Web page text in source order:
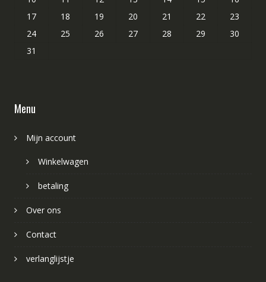
17
18 19 20 21 22
23
24
25 26 27 28 29
30
31
Menu
Mijn account
Winkelwagen
betaling
Over ons
Contact
verlanglijstje